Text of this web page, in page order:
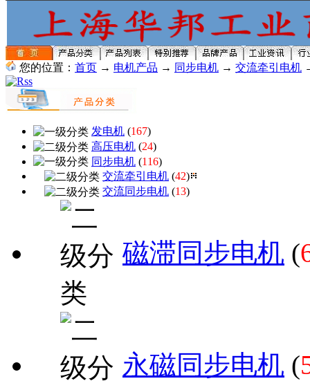
您的位置： 首页 → 电机产品 → 同步电机 → 交流牵引电机
发电机 (167)
高压电机 (24)
同步电机 (116)
交流牵引电机 (42)
交流同步电机 (13)
磁滞同步电机 (
永磁同步电机 (